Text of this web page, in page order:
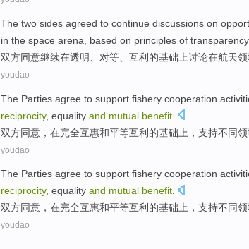
The two sides agreed to continue discussions on
in the space arena based on principles of transparency,
双方同意继续在透明 对等 互利 的基础 上讨论在航天
youdao
The Parties agree to support fishery cooperation
reciprocity, equality and mutual benefit
双方同意 ， 在完全互惠和平等互利的基础 上 ， 支持不同
youdao
The Parties agree to support fishery cooperation
reciprocity, equality and mutual benefit.
双方同意 ， 在完全互惠和平等互利 的基础上 ， 支持不同
youdao